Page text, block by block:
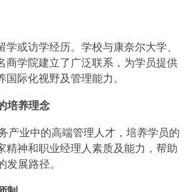
或访学经历。学校与康奈尔大学、
商学院建立了广泛联系，为学员提供
际化视野及管理能力。
培养理念
产业中的高端管理人才，培养学员的
精神和职业经理人素质及能力，帮助
展路径。